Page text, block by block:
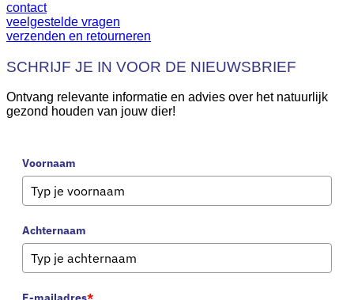
contact
veelgestelde vragen
verzenden en retourneren
SCHRIJF JE IN VOOR DE NIEUWSBRIEF
Ontvang relevante informatie en advies over het natuurlijk
gezond houden van jouw dier!
Voornaam
Achternaam